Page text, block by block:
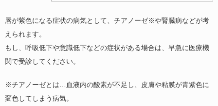
唇が紫色になる症状の病気として、チアノーゼ※や腎臓病などが考
えられます。
もし、呼吸低下や意識低下などの症状がある場合は、早急に医療機
関で受診してください。
※チアノーゼとは…血液内の酸素が不足し、皮膚や粘膜が青紫色に
変色してしまう病気。